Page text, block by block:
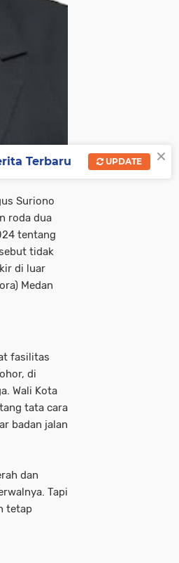
Suriono
roda dua
tentang
tidak
di luar
Medan
fasilitas
di
Wali Kota
tata cara
badan jalan
dan
Tapi
tetap
×
Terbaru UPDATE